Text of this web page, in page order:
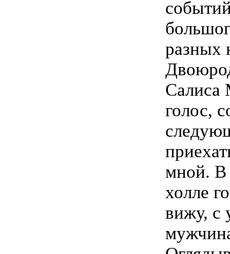
разных
Салиса
голос,
мной. В
холле
вижу, с